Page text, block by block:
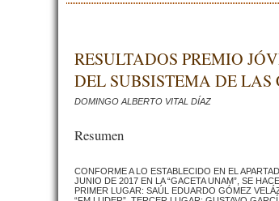
RESULTADOS PREMIO
DEL SUBSISTEMA DE
DOMINGO ALBERTO VITAL DÍAZ
Resumen
CONFORME A LO ESTABLECIDO EN EL
JUNIO DE 2017 EN LA “GACETA UNAM”, SE
PRIMER LUGAR: SAÚL EDUARDO GÓMEZ